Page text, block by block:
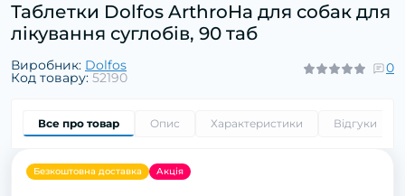
Таблетки Dolfos ArthroHa для собак для
лікування суглобів, 90 таб
Виробник: Dolfos
Код товару: 52190
0
Все про товар Опис Характеристики Відгуки
Безкоштовна доставка Акція